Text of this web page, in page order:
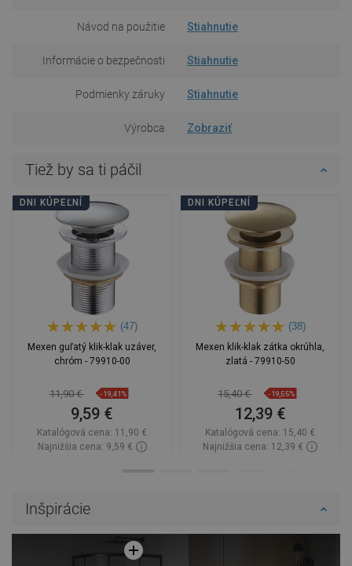
Návod na použitie Stiahnutie
Informácie o bezpečnosti Stiahnutie
Podmienky záruky Stiahnutie
Výrobca Zobraziť
Tiež by sa ti páčil
DNI KÚPEĽNÍ
(47)
Mexen guľatý klik-klak uzáver,
chróm - 79910-00
11,90 € -19,41%
9,59 €
Katalógová cena: 11,90 €
Najnižšia cena: 9,59 €
DNI KÚPEĽNÍ
(38)
Mexen klik-klak zátka okrúhla,
zlatá - 79910-50
15,40 € -19,55%
12,39 €
Katalógová cena: 15,40 €
Najnižšia cena: 12,39 €
Inšpirácie